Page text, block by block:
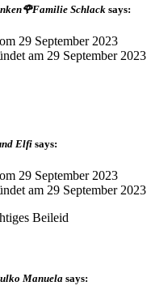
Schlack says:
29 September 2023
am 29 September 2023
Elfi says:
29 September 2023
am 29 September 2023
Beileid
Manuela says: